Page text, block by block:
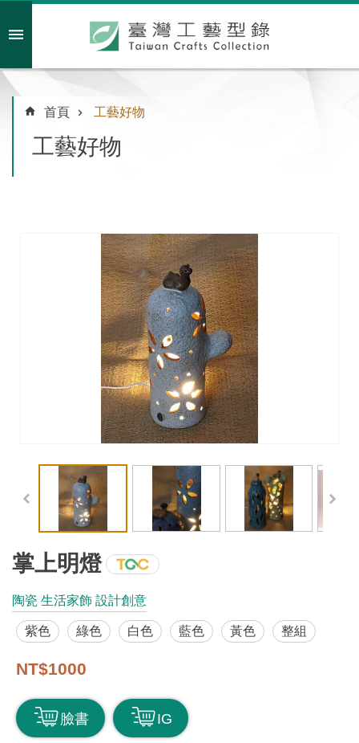
會員註冊/登入
物
工
藝
美
術
訊
息
首頁 工藝好物
工藝好物
掌上明燈
陶瓷 生活家飾 設計創意
紫色 綠色 白色 藍色 黃色 整組
NT$1000
臉書 IG